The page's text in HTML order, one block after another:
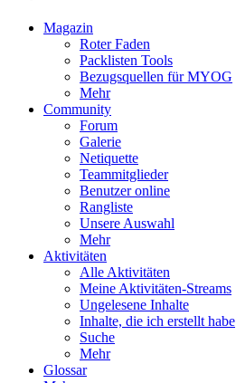
Magazin
Roter Faden
Packlisten Tools
Bezugsquellen für MYOG
Mehr
Community
Forum
Galerie
Netiquette
Teammitglieder
Benutzer online
Rangliste
Unsere Auswahl
Mehr
Aktivitäten
Alle Aktivitäten
Meine Aktivitäten-Streams
Ungelesene Inhalte
Inhalte, die ich erstellt habe
Suche
Mehr
Glossar